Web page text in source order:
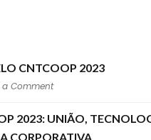
CNTCOOP 2023
a Comment
2023: UNIÃO,
CORPORATIVA